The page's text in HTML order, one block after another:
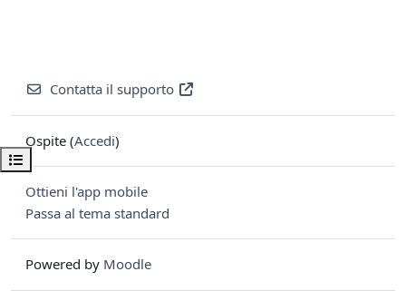
Apri indice del corso
Contatta il supporto
Ospite (Accedi)
Ottieni l'app mobile
Passa al tema standard
Powered by Moodle